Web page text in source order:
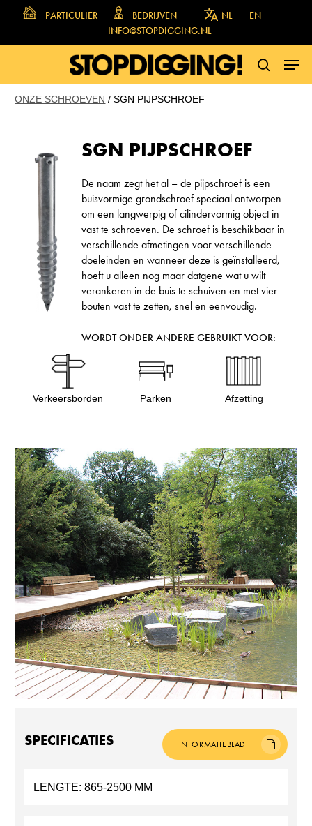
main
PARTICULIER BEDRIJVEN NL
EN
INFO@STOPDIGGING.NL
ONZE SCHROEVEN /SGN PIJPSCHROEF
SGN PIJPSCHROEF
De naam zegt het al – de pijpschroef is een
buisvormige grondschroef speciaal ontworpen
om een langwerpig of cilindervormig object in
vast te schroeven. De schroef is beschikbaar in
verschillende afmetingen voor verschillende
doeleinden en wanneer deze is geïnstalleerd,
hoeft u alleen nog maar datgene wat u wilt
verankeren in de buis te schuiven en met vier
bouten vast te zetten, snel en eenvoudig.
WORDT ONDER ANDERE GEBRUIKT VOOR:
Verkeersborden Parken Afzetting
INFORMATIEBLAD
SPECIFICATIES
LENGTE: 865-2500 MM